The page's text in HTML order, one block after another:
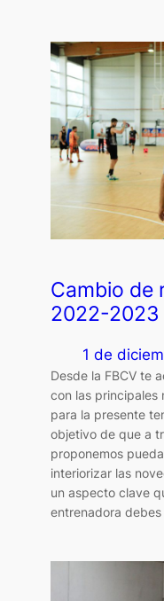
Cambio de
2022-2023
1 de
Desde la FBCV te
con las principales
para la presente
objetivo de que a
proponemos
interiorizar las
un aspecto clave
entrenadora